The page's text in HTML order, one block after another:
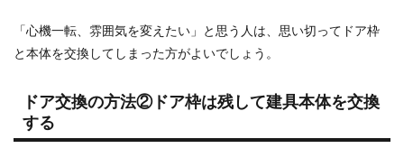
「心機一転、雰囲気を変えたい」と思う人は、思い切ってドア枠
と本体を交換してしまった方がよいでしょう。
ドア交換の方法②ドア枠は残して建具本体を交換
する